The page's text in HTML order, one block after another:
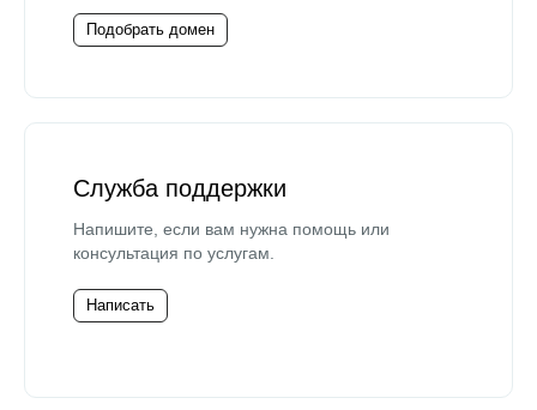
Подобрать домен
Служба поддержки
Напишите, если вам нужна помощь или
консультация по услугам.
Написать